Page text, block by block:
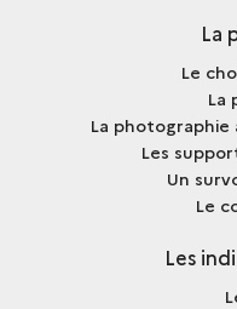
La
Le
La
La
Les
Un
Le
Les